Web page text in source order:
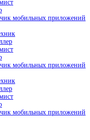
мобильных приложений
мобильных приложений
мобильных приложений